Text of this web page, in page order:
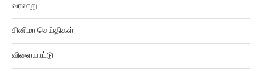
வரலாறு
சினிமா செய்திகள்
விளையாட்டு